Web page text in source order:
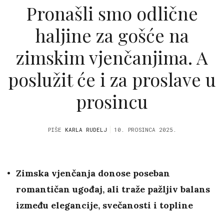
Pronašli smo odlične
haljine za gošće na
zimskim vjenčanjima. A
poslužit će i za proslave u
prosincu
PIŠE KARLA RUDELJ 10. PROSINCA 2025.
Zimska vjenčanja donose poseban
romantičan ugođaj, ali traže pažljiv balans
između elegancije, svečanosti i topline